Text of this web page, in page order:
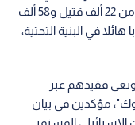
قطاع غزة، الذي دخل يومه الـ92، مخلفا أكثر من 22 ألف قتيل و58 ألف
في البنية التحتية،
ونعى فقيدهم عبر
مؤكدين في بيان
الإسرائيلي المستمر